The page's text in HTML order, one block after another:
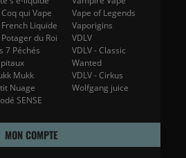
Coq qui Vape
French Liquide
Potager du Roi
7 Péchés
Mukk
Nuage
SENSE
Vape of Legends
Vaporigins
VDLV
VDLV - Classic
Wanted
VDLV - Cirkus
Wolfgang juice
MON COMPTE